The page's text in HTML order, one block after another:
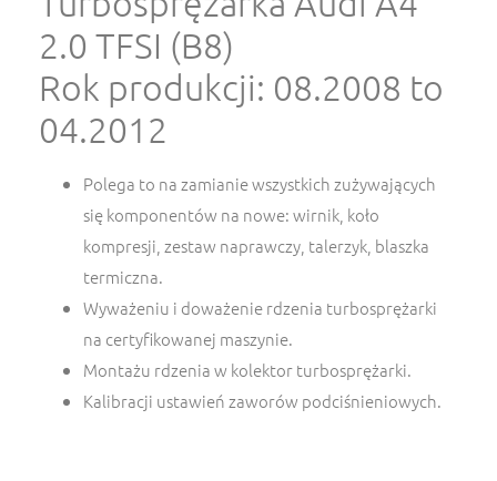
2.0 TFSI (B8)
Rok produkcji: 08.2008 to
04.2012
Polega to na zamianie wszystkich zużywających
się komponentów na nowe: wirnik, koło
kompresji, zestaw naprawczy, talerzyk, blaszka
termiczna.
Wyważeniu i doważenie rdzenia turbosprężarki
na certyfikowanej maszynie.
Montażu rdzenia w kolektor turbosprężarki.
Kalibracji ustawień zaworów podciśnieniowych.